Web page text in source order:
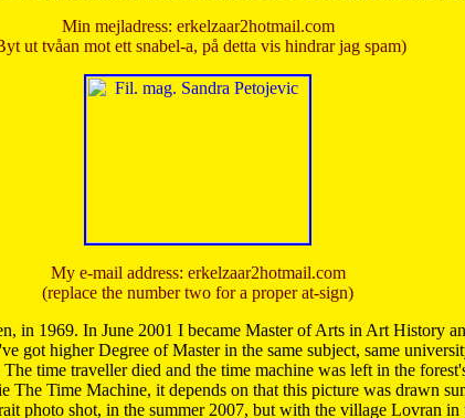
Min mejladress: erkelzaar2hotmail.com
ut tvåan mot ett snabel-a, på detta vis hindrar jag spam)
My e-mail address: erkelzaar2hotmail.com
(replace the number two for a proper at-sign)
in 1969. In June 2001 I became Master of Arts in Art History
got higher Degree of Master in the same subject, same
time traveller died and the time machine was left in the
Time Machine, it depends on that this picture was drawn
photo shot, in the summer 2007, but with the village Lovran in